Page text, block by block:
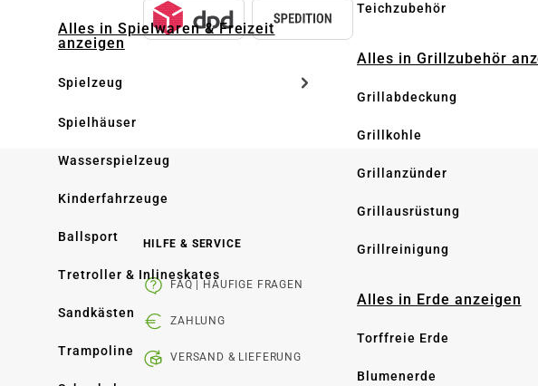
Alles in Spielwaren & Freizeit
anzeigen
Spielzeug
Spielhäuser
Wasserspielzeug
Kinderfahrzeuge
Ballsport
Tretroller & Inlineskates
Sandkästen
Trampoline
Teichzubehör
Alles in Grillzubehör
Grillabdeckung
Grillkohle
Grillanzünder
Grillausrüstung
Grillreinigung
Alles in Erde anzeigen
Torffreie Erde
Blumenerde
HILFE & SERVICE
FAQ | HÄUFIGE FRAGEN
ZAHLUNG
VERSAND & LIEFERUNG